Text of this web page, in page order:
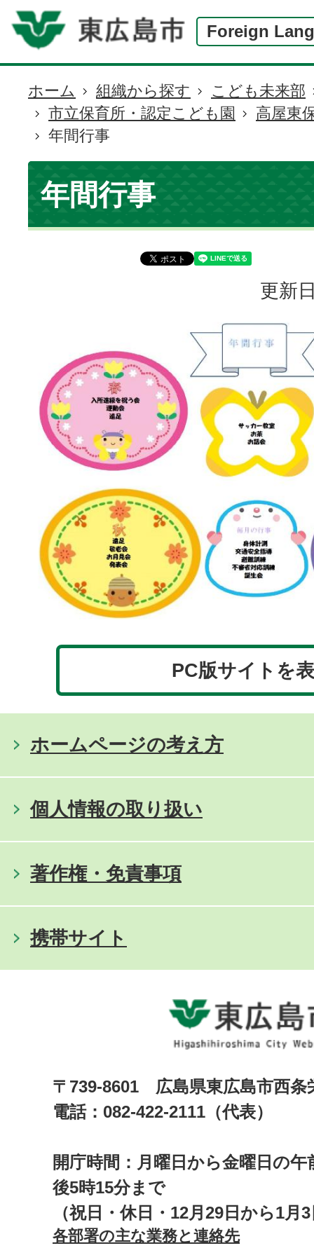
Foreign
現
在
の
位
ホーム 組織から探す
こども未来部
市立保育所・認定こども園
高屋東
年間行事
年間行事
更新
PC版サイトを
ホームページの考え方
個人情報の取り扱い
著作権・免責事項
携帯サイト
〒739-8601 広島県東広島市西
電話：082-422-2111（代表）
開庁時間：月曜日から金曜日の午
後5時15分まで
（祝日・休日・12月29日から1月
各部署の主な業務と連絡先